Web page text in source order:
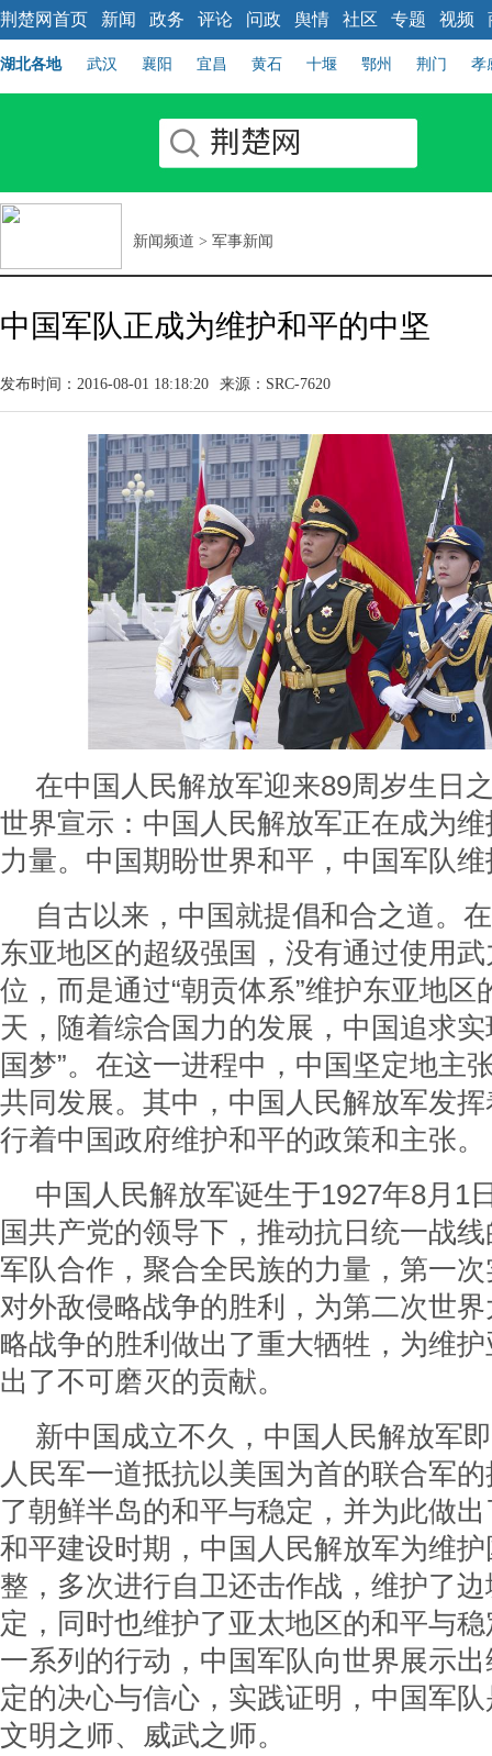
荆楚网首页 新闻 政务 评论 问政 舆情 社区 专题 视频
湖北各地 武汉 襄阳 宜昌 黄石 十堰 鄂州 荆门 孝
新闻频道 > 军事新闻
中国军队正成为维护和平的中坚
发布时间：2016-08-01 18:18:20 来源：SRC-7620
在中国人民解放军迎来89周岁生日
世界宣示：中国人民解放军正在成为
力量。中国期盼世界和平，中国军队
自古以来，中国就提倡和合之道。
东亚地区的超级强国，没有通过使用
位，而是通过“朝贡体系”维护东亚地区
天，随着综合国力的发展，中国追求
国梦”。在这一进程中，中国坚定地主
共同发展。其中，中国人民解放军发
行着中国政府维护和平的政策和主张。
中国人民解放军诞生于1927年8月1
国共产党的领导下，推动抗日统一战
军队合作，聚合全民族的力量，第一
对外敌侵略战争的胜利，为第二次世
略战争的胜利做出了重大牺牲，为维
出了不可磨灭的贡献。
新中国成立不久，中国人民解放军
人民军一道抵抗以美国为首的联合军
了朝鲜半岛的和平与稳定，并为此做
和平建设时期，中国人民解放军为维
整，多次进行自卫还击作战，维护了
定，同时也维护了亚太地区的和平与
一系列的行动，中国军队向世界展示
定的决心与信心，实践证明，中国军
文明之师、威武之师。